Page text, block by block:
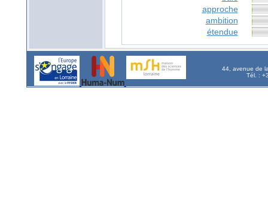
approche
ambition
étendue
44, avenue de
Tél. :